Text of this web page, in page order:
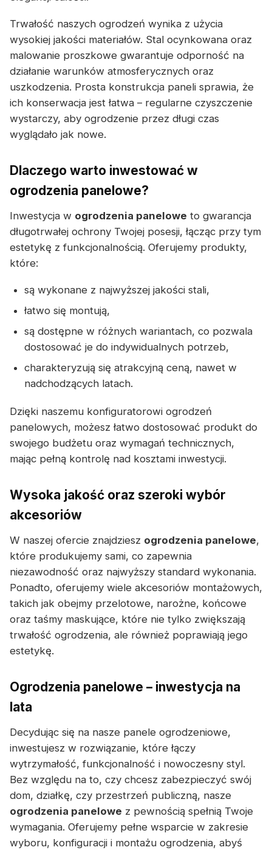
Trwałość naszych ogrodzeń wynika z użycia
wysokiej jakości materiałów. Stal ocynkowana oraz
malowanie proszkowe gwarantuje odporność na
działanie warunków atmosferycznych oraz
uszkodzenia. Prosta konstrukcja paneli sprawia, że
ich konserwacja jest łatwa – regularne czyszczenie
wystarczy, aby ogrodzenie przez długi czas
wyglądało jak nowe.
Dlaczego warto inwestować w
ogrodzenia panelowe?
Inwestycja w ogrodzenia panelowe to gwarancja
długotrwałej ochrony Twojej posesji, łącząc przy tym
estetykę z funkcjonalnością. Oferujemy produkty,
które:
są wykonane z najwyższej jakości stali,
łatwo się montują,
są dostępne w różnych wariantach, co pozwala
dostosować je do indywidualnych potrzeb,
charakteryzują się atrakcyjną ceną, nawet w
nadchodzących latach.
Dzięki naszemu konfiguratorowi ogrodzeń
panelowych, możesz łatwo dostosować produkt do
swojego budżetu oraz wymagań technicznych,
mając pełną kontrolę nad kosztami inwestycji.
Wysoka jakość oraz szeroki wybór
akcesoriów
W naszej ofercie znajdziesz ogrodzenia panelowe,
które produkujemy sami, co zapewnia
niezawodność oraz najwyższy standard wykonania.
Ponadto, oferujemy wiele akcesoriów montażowych,
takich jak obejmy przelotowe, narożne, końcowe
oraz taśmy maskujące, które nie tylko zwiększają
trwałość ogrodzenia, ale również poprawiają jego
estetykę.
Ogrodzenia panelowe – inwestycja na
lata
Decydując się na nasze panele ogrodzeniowe,
inwestujesz w rozwiązanie, które łączy
wytrzymałość, funkcjonalność i nowoczesny styl.
Bez względu na to, czy chcesz zabezpieczyć swój
dom, działkę, czy przestrzeń publiczną, nasze
ogrodzenia panelowe z pewnością spełnią Twoje
wymagania. Oferujemy pełne wsparcie w zakresie
wyboru, konfiguracji i montażu ogrodzenia, abyś